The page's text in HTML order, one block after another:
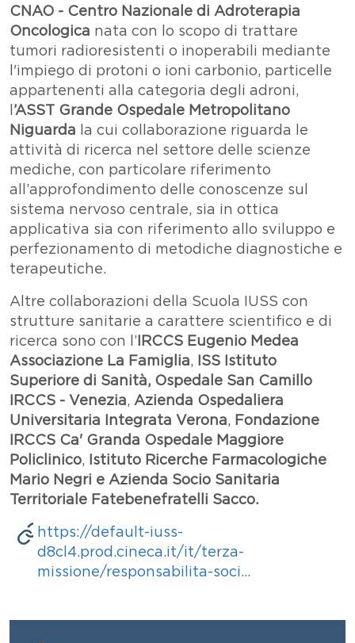
CNAO - Centro Nazionale di Adroterapia
Oncologica nata con lo scopo di trattare
tumori radioresistenti o inoperabili mediante
l'impiego di protoni o ioni carbonio, particelle
appartenenti alla categoria degli adroni,
’ASST Grande Ospedale Metropolitano
Niguarda la cui collaborazione riguarda le
attività di ricerca nel settore delle scienze
mediche, con particolare riferimento
all’approfondimento delle conoscenze sul
sistema nervoso centrale, sia in ottica
applicativa sia con riferimento allo sviluppo e
perfezionamento di metodiche diagnostiche e
terapeutiche.
Altre collaborazioni della Scuola IUSS con
strutture sanitarie a carattere scientifico e di
ricerca sono con l’IRCCS Eugenio Medea
Associazione La Famiglia, ISS Istituto
Superiore di Sanità, Ospedale San Camillo
IRCCS - Venezia, Azienda Ospedaliera
Universitaria Integrata Verona, Fondazione
IRCCS Ca' Granda Ospedale Maggiore
Policlinico, Istituto Ricerche Farmacologiche
Mario Negri e Azienda Socio Sanitaria
Territoriale Fatebenefratelli Sacco.
Linkshttps://default-iuss-
d8cl4.prod.cineca.it/it/terza-
missione/responsabilita-soci…